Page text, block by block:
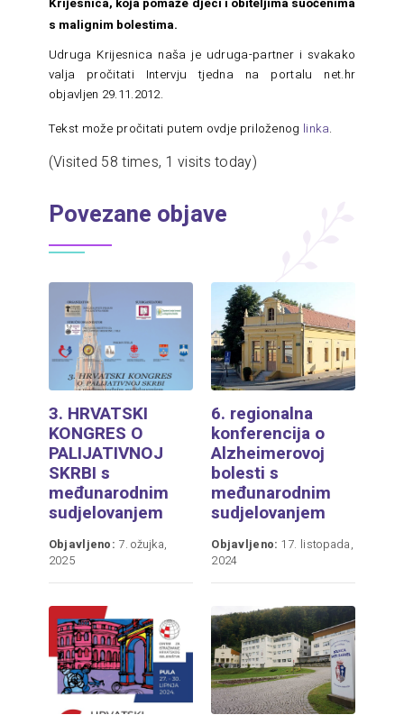
Krijesnica, koja pomaže djeci i obiteljima suočenima
s malignim bolestima.
Udruga Krijesnica naša je udruga-partner i svakako
valja pročitati Intervju tjedna na portalu net.hr
objavljen 29.11.2012.
Tekst može pročitati putem ovdje priloženog linka.
(Visited 58 times, 1 visits today)
Povezane objave
3. HRVATSKI
KONGRES O
PALIJATIVNOJ
SKRBI s
međunarodnim
sudjelovanjem
Objavljeno: 7. ožujka,
2025
6. regionalna
konferencija o
Alzheimerovoj
bolesti s
međunarodnim
sudjelovanjem
Objavljeno: 17. listopada,
2024